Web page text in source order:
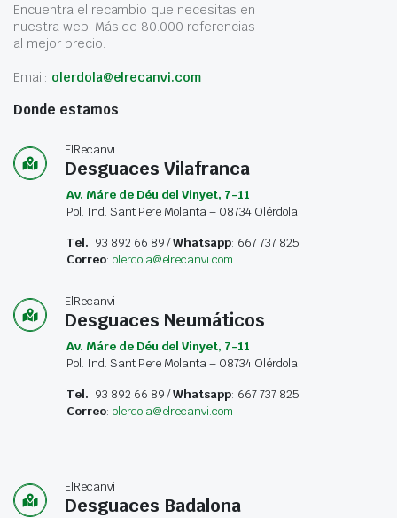
Encuentra el recambio que necesitas en
nuestra web. Más de 80.000 referencias
al mejor precio.
Email: olerdola@elrecanvi.com
Donde estamos
ElRecanvi
Desguaces Vilafranca
Av. Máre de Déu del Vinyet, 7-11
Pol. Ind. Sant Pere Molanta – 08734 Olérdola
Tel.: 93 892 66 89 /Whatsapp: 667 737 825
Correo: olerdola@elrecanvi.com
ElRecanvi
Desguaces Neumáticos
Av. Máre de Déu del Vinyet, 7-11
Pol. Ind. Sant Pere Molanta – 08734 Olérdola
Tel.: 93 892 66 89 /Whatsapp: 667 737 825
Correo: olerdola@elrecanvi.com
ElRecanvi
Desguaces Badalona